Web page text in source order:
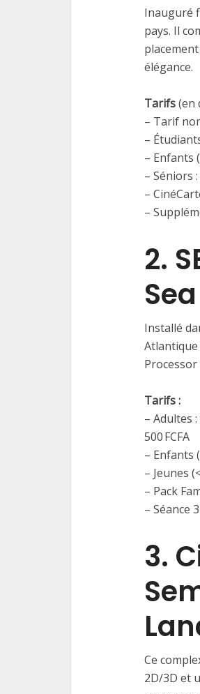
Inauguré
pays. Il
élégance.
Tarifs(en
– Tarif
–
– Enfants
– Séniors :
–
–
2.
Installé
Processor
Tarifs :
– Adultes
500 FCFA
– Enfants
– Jeunes
– Pack
– Séance
3.
Ce
2D/3D et